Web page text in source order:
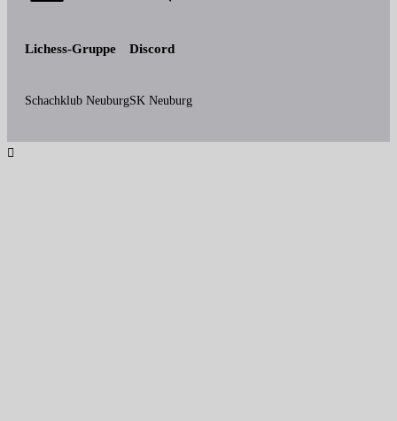
Lichess-Gruppe
Schachklub Neuburg
Discord
SK Neuburg